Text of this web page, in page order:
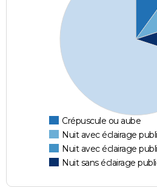
Crépuscule ou aube
Nuit avec éclairage
Nuit avec éclairage
Nuit sans éclairage